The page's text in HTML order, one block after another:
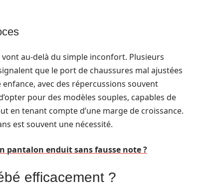
au-delà du simple inconfort. Plusieurs
que le port de chaussures mal ajustées
avec des répercussions souvent
pour des modèles souples, capables de
en tenant compte d’une marge de croissance.
est souvent une nécessité.
pantalon enduit sans fausse note ?
efficacement ?